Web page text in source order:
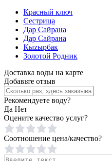
Красный ключ
Сестрица
Дар Сайрана
Дар Сайрана
Кыzырбак
Золотой Родник
Доставка воды на карте
Добавьте отзыв
Рекомендуете воду?
Да Нет
Оцените качество услуг?
Соотношение цена/качество?